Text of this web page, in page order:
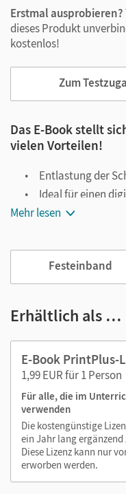
Erstmal ausprobieren?
dieses Produkt
kostenlos!
Zum
Das E-Book stellt
vielen Vorteilen!
Entlastung der
Ideal für einen
Notiz- und
Viele digitale
Lernen:
Notizen erstellen
Lesezeichen
Zoomen
Mehr lesen
Festeinband
Erhältlich als …
E-Book PrintPlus-
1,99 EUR für 1 Person
Für alle, die im
verwenden
Die kostengünstige
ein Jahr lang
Diese Lizenz kann nur
erworben werden.